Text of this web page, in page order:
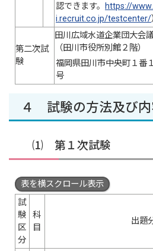
認できます。
https://
i.recruit.co.jp/testcenter/
第二次試
験
田川広域水道企業団大会
（田川市役所別館２階）
福岡県田川市中央町１番１
号
４ 試験の方法及び内
⑴ 第１次試験
表を横スクロール表示
試
験
区
分
科
目
出題